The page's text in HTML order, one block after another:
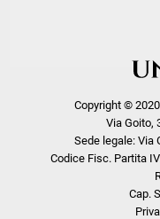
Copyright ©
Via Goito,
Sede legale: Via
Codice Fisc. Partita
Cap.